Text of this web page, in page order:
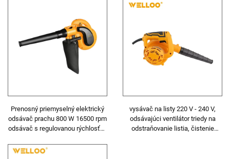
Prenosný priemyselný elektrický
odsávač prachu 800 W 16500 rpm
odsávač s regulovanou rýchlosťou
vysávač na listy 220 V - 240 V,
odsávajúci ventilátor triedy na
odstraňovanie listia, čistenie